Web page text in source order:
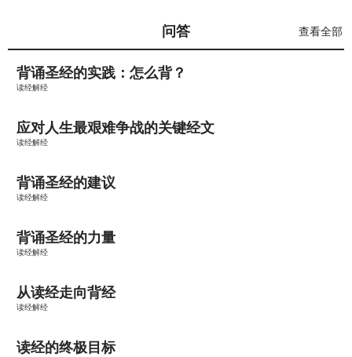
问答 查看全部
背诵圣经的实践：怎么背？
读经解经
应对人生最艰难争战的关键经文
读经解经
背诵圣经的建议
读经解经
背诵圣经的力量
读经解经
从读经走向背经
读经解经
读经的终极目标